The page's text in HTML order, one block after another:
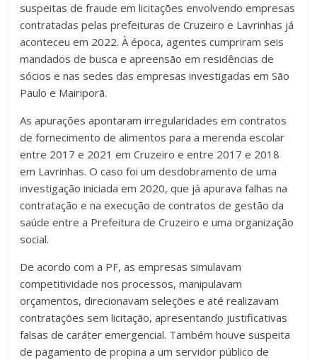
suspeitas de fraude em licitações envolvendo empresas
contratadas pelas prefeituras de Cruzeiro e Lavrinhas já
aconteceu em 2022. À época, agentes cumpriram seis
mandados de busca e apreensão em residências de
sócios e nas sedes das empresas investigadas em São
Paulo e Mairiporã.
As apurações apontaram irregularidades em contratos
de fornecimento de alimentos para a merenda escolar
entre 2017 e 2021 em Cruzeiro e entre 2017 e 2018
em Lavrinhas. O caso foi um desdobramento de uma
investigação iniciada em 2020, que já apurava falhas na
contratação e na execução de contratos de gestão da
saúde entre a Prefeitura de Cruzeiro e uma organização
social.
De acordo com a PF, as empresas simulavam
competitividade nos processos, manipulavam
orçamentos, direcionavam seleções e até realizavam
contratações sem licitação, apresentando justificativas
falsas de caráter emergencial. Também houve suspeita
de pagamento de propina a um servidor público de